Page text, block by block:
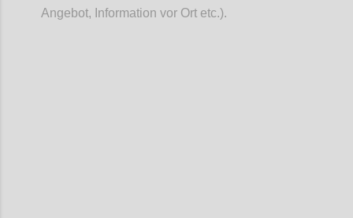
Angebot, Information vor Ort etc.).